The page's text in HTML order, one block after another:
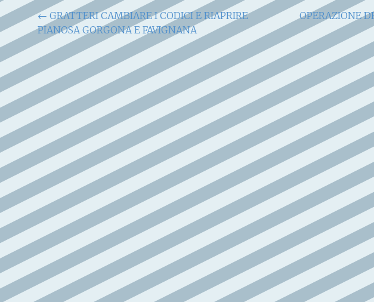
Navigazione
articoli
← GRATTERI CAMBIARE I CODICI E RIAPRIRE
PIANOSA GORGONA E FAVIGNANA
OPERAZIONE